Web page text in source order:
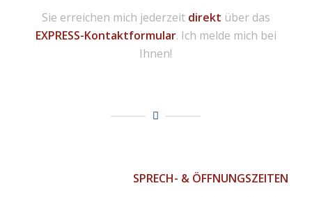
Sie erreichen mich jederzeit direkt über das
EXPRESS-Kontaktformular. Ich melde mich bei
Ihnen!
SPRECH- & ÖFFNUNGSZEITEN